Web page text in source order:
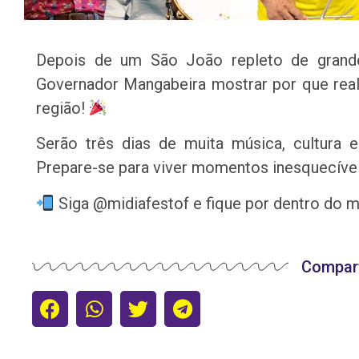
Depois de um São João repleto de
Governador Mangabeira mostrar por que
região!
Serão três dias de muita música, cultura
Prepare-se para viver momentos
Siga @midiafestof e fique por dentro do